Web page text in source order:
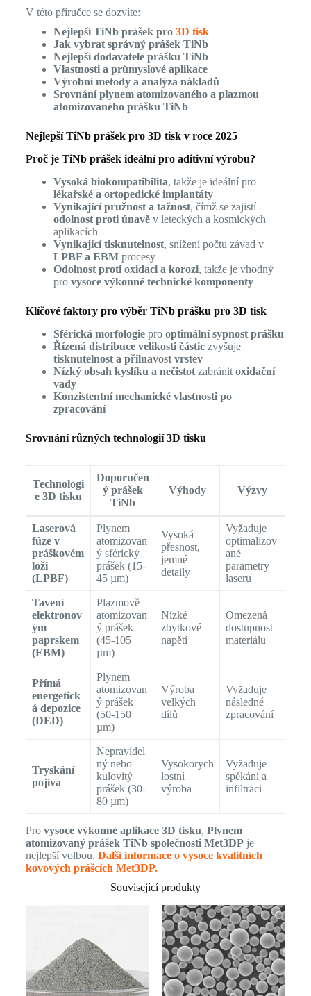
V této příručce se dozvíte:
Nejlepší TiNb prášek pro 3D tisk
Jak vybrat správný prášek TiNb
Nejlepší dodavatelé prášku TiNb
Vlastnosti a průmyslové aplikace
Výrobní metody a analýza nákladů
Srovnání plynem atomizovaného a plazmou
atomizovaného prášku TiNb
Nejlepší TiNb prášek pro 3D tisk v roce 2025
Proč je TiNb prášek ideální pro aditivní výrobu?
Vysoká biokompatibilita, takže je ideální pro
lékařské a ortopedické implantáty
Vynikající pružnost a tažnost, čímž se zajistí
odolnost proti únavěv leteckých a kosmických
aplikacích
Vynikající tisknutelnost, snížení počtu závad v
LPBF a EBMprocesy
Odolnost proti oxidaci a korozi, takže je vhodný
pro vysoce výkonné technické komponenty
Klíčové faktory pro výběr TiNb prášku pro 3D tisk
Sférická morfologiepro optimální sypnost prášku
Řízená distribuce velikosti částiczvyšuje
tisknutelnost a přilnavost vrstev
Nízký obsah kyslíku a nečistotzabránit oxidační
vady
Konzistentní mechanické vlastnosti po
zpracování
Srovnání různých technologií 3D tisku
Technologi
e 3D tisku
Doporučen
ý prášek
TiNb
Výhody Výzvy
Laserová
fúze v
práškovém
loži
(LPBF)
Plynem
atomizovan
ý sférický
prášek (15-
45 µm)
Vysoká
přesnost,
jemné
detaily
Vyžaduje
optimalizov
ané
parametry
laseru
Tavení
elektronov
ým
paprskem
(EBM)
Plazmově
atomizovan
ý prášek
(45-105
µm)
Nízké
zbytkové
napětí
Omezená
dostupnost
materiálu
Přímá
energetick
á depozice
(DED)
Plynem
atomizovan
ý prášek
(50-150
µm)
Výroba
velkých
dílů
Vyžaduje
následné
zpracování
Tryskání
pojiva
Nepravidel
ný nebo
kulovitý
prášek (30-
80 µm)
Vysokorych
lostní
výroba
Vyžaduje
spékání a
infiltraci
Pro vysoce výkonné aplikace 3D tisku, Plynem
atomizovaný prášek TiNb společnosti Met3DPje
nejlepší volbou. Další informace o vysoce kvalitních
kovových prášcích Met3DP.
Související produkty